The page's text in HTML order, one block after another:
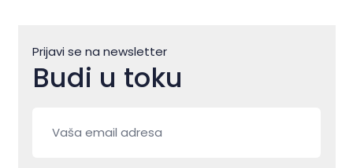
Prijavi se na newsletter
Budi u toku